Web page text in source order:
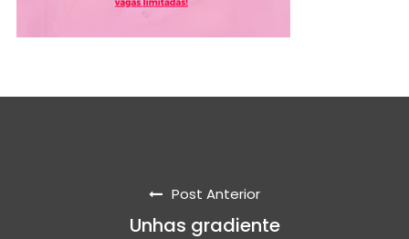
Post Anterior
Unhas gradiente